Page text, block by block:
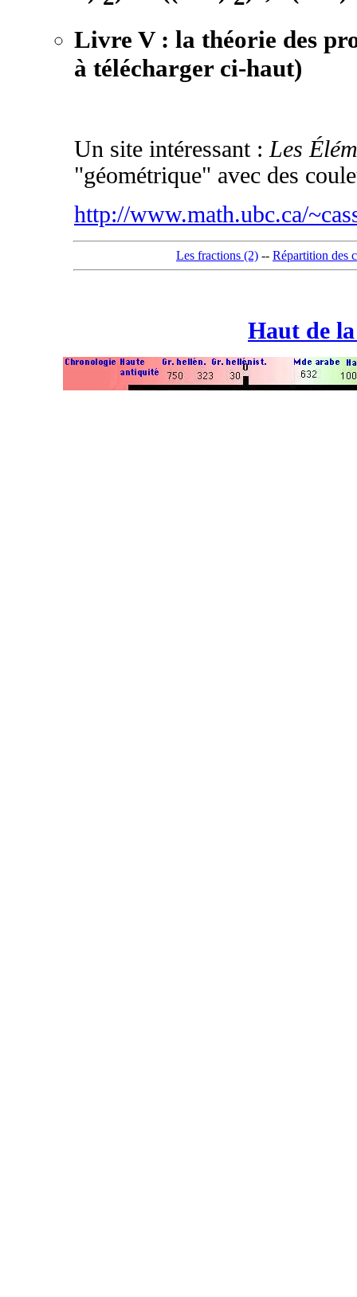
Livre V : la théorie des
à télécharger ci-haut)
Un site intéressant : Les
"géométrique" avec des
http://www.math.ubc.ca/
Les fractions (2) -- Répartition des
Haut de